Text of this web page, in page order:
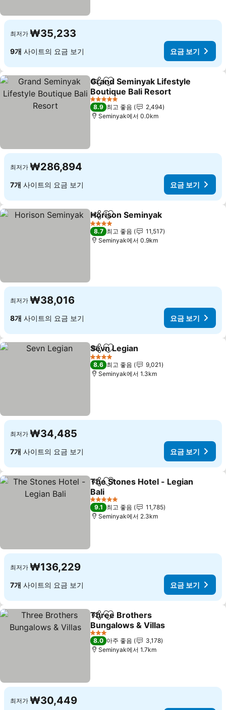
최저가 ₩35,233
9개 사이트의 요금 보기 요금 보기
공유 즐겨찾기에 추가
Grand Seminyak Lifestyle
Boutique Bali Resort
요금 보기
5 성급
8.9 최고 좋음
2,494
Seminyak에서 0.0km
최저가 ₩286,894
7개 사이트의 요금 보기 요금 보기
공유 즐겨찾기에 추가
Horison Seminyak
4 성급
8.7 최고 좋음
11,517
Seminyak에서 0.9km
최저가 ₩38,016
8개 사이트의 요금 보기 요금 보기
공유 즐겨찾기에 추가
Sevn Legian
4 성급
8.6 최고 좋음
9,021
Seminyak에서 1.3km
최저가 ₩34,485
7개 사이트의 요금 보기 요금 보기
공유 즐겨찾기에 추가
The Stones Hotel - Legian
Bali
요금 보기
5 성급
9.1 최고 좋음
11,785
Seminyak에서 2.3km
최저가 ₩136,229
7개 사이트의 요금 보기 요금 보기
공유 즐겨찾기에 추가
Three Brothers
Bungalows & Villas
요금 보기
3 성급
8.0 아주 좋음
3,178
Seminyak에서 1.7km
최저가 ₩30,449